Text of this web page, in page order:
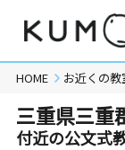
HOME お近くの教
三重県三重
付近の公文式